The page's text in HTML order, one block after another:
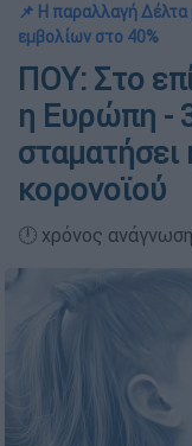
📌 Η παραλλαγή
εμβολίων στο 40%
ΠΟΥ: Στο
η Ευρώπη - 3
κορονοϊού
🕛 χρόνος